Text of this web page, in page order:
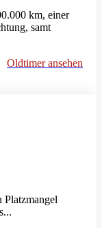
km, einer
samt
Oldtimer ansehen
Platzmangel